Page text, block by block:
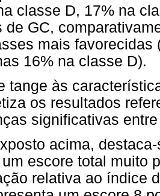
classe D, 17% na
de GC,
mais favorecidas
16% na classe D).
tange às
os resultados
significativas
acima,
escore total muito
relativa ao índice